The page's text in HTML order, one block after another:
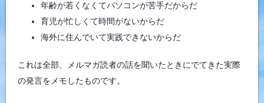
年齢が若くなくてパソコンが苦手だからだ
育児が忙しくて時間がないからだ
海外に住んでいて実践できないからだ
これは全部、メルマガ読者の話を聞いたときにでてきた実際
の発言をメモしたものです。